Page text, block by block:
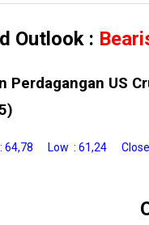
Outlook :
Perdagangan US
: 64,78 Low : 61,24 Close